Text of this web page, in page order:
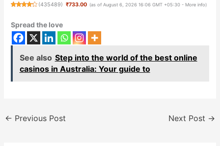
(435489) ₹733.00 (as of August 6, 2026 16:06 GMT +05:30 - More info)
Spread the love
See also Step into the world of the best online
casinos in Australia: Your guide to
← Previous Post Next Post →